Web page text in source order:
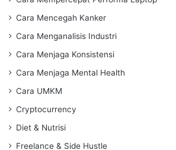
Cara Mencegah Kanker
Cara Menganalisis Industri
Cara Menjaga Konsistensi
Cara Menjaga Mental Health
Cara UMKM
Cryptocurrency
Diet & Nutrisi
Freelance & Side Hustle